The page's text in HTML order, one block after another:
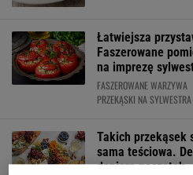
Łatwiejsza
Faszerowane
na imprezę
FASZEROWANE WARZYWA
PRZEKĄSKI NA SYLWESTRA
Takich przekąsek
sama teściowa.
dopiero początek